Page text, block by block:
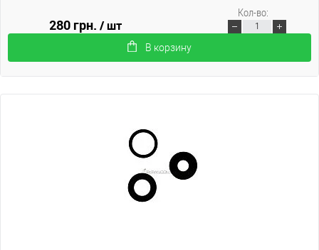
280 грн./ шт
В корзину
Кол-во: